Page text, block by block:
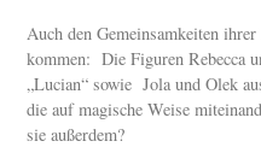
Auch den Gemeinsamkeiten
kommen: Die Figuren Rebecca
„Lucian“ sowie Jola und Olek
die auf magische Weise
sie außerdem?